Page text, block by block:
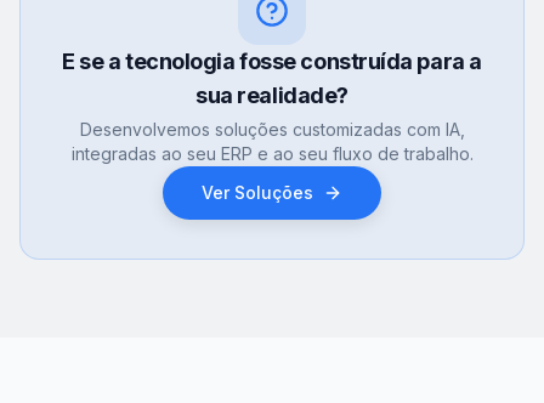
E se a tecnologia fosse construída para a
sua realidade?
Desenvolvemos soluções customizadas com IA,
integradas ao seu ERP e ao seu fluxo de trabalho.
Ver Soluções